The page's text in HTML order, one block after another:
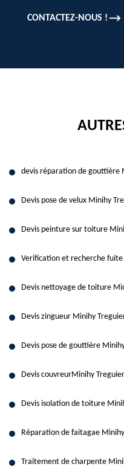
CONTACTEZ-NOUS !
devis réparation de gouttière
Devis pose de velux Minihy
Devis peinture sur toiture
Verification et recherche
Devis nettoyage de toiture
Devis zingueur Minihy
Devis pose de gouttière
Devis couvreurMinihy
Devis isolation de toiture
Réparation de faitagae
Traitement de charpente